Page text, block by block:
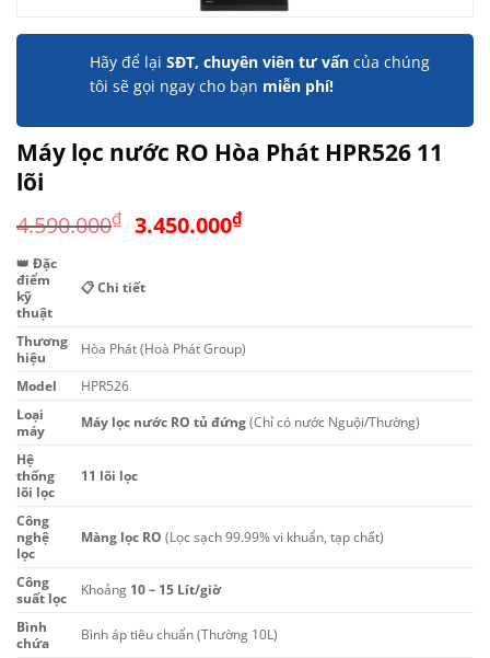
Hãy để lại SĐT, chuyên viên tư vấn của chúng
tôi sẽ gọi ngay cho bạn miễn phí!
Máy lọc nước RO Hòa Phát HPR526 11
lõi
4.590.000₫ Giá
là:
4.590.000₫.
3.450.000₫Giá
👑 Đặc
điểm
kỹ
thuật
📋 Chi tiết
Thương
hiệu
Hòa Phát (Hoà Phát Group)
Model
HPR526
Loại
máy
Máy lọc nước RO tủ đứng(Chỉ có nước Nguội/Thường)
Hệ
thống
lõi lọc
11 lõi lọc
Công
nghệ
lọc
Màng lọc RO (Lọc sạch 99.99% vi khuẩn, tạp chất)
Công
suất lọc
Khoảng 10 – 15 Lít/giờ
Bình
chứa
Bình áp tiêu chuẩn (Thường 10L)